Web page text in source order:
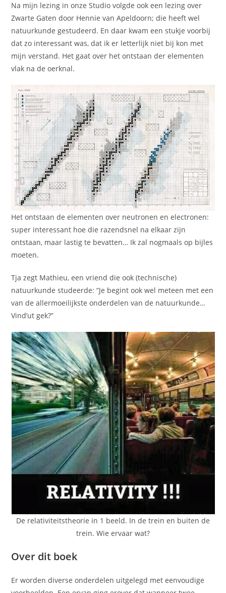
Na mijn lezing in onze Studio volgde ook een lezing over
Zwarte Gaten door Hennie van Apeldoorn; die heeft wel
natuurkunde gestudeerd. En daar kwam een stukje voorbij
dat zo interessant was, dat ik er letterlijk niet bij kon met
mijn verstand. Het gaat over het ontstaan der elementen
vlak na de oerknal.
Het ontstaan de elementen over neutronen en electronen:
super interessant hoe die razendsnel na elkaar zijn
ontstaan, maar lastig te bevatten… Ik zal nogmaals op bijles
moeten.
Tja zegt Mathieu, een vriend die ook (technische)
natuurkunde studeerde: “Je begint ook wel meteen met een
van de allermoeilijkste onderdelen van de natuurkunde…
Vind’ut gek?”
De relativiteitstheorie in 1 beeld. In de trein en buiten de
trein. Wie ervaar wat?
Over dit boek
Er worden diverse onderdelen uitgelegd met eenvoudige